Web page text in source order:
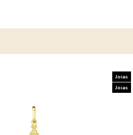
Joias
Joias